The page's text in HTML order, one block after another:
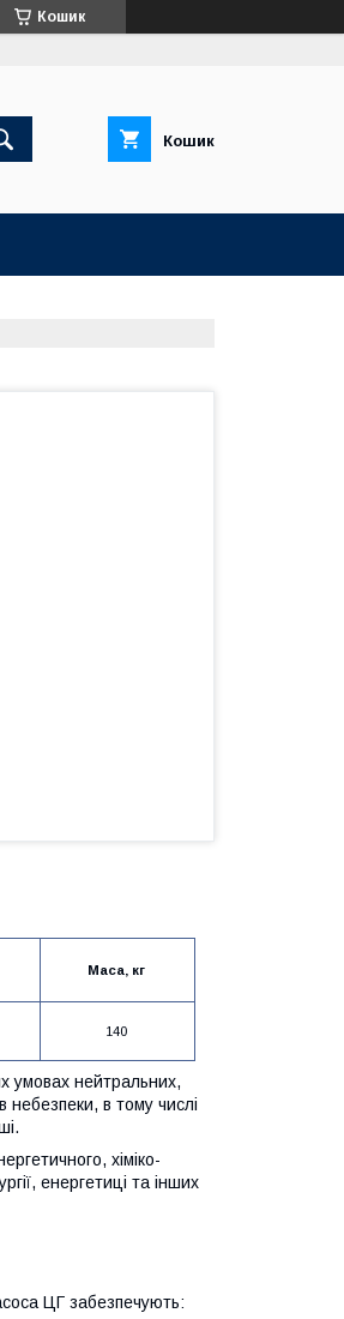
Кошик
Кошик
Маса, кг
140
умовах нейтральних,
небезпеки, в тому числі
хіміко-
енергетиці та інших
ЦГ забезпечують: